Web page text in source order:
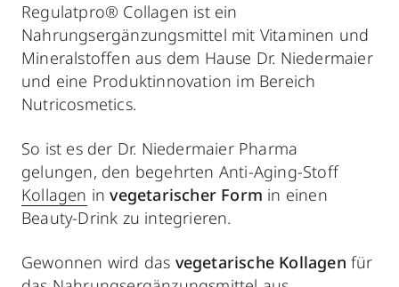
Regulatpro® Collagen ist ein
Nahrungsergänzungsmittel mit Vitaminen und
Mineralstoffen aus dem Hause Dr. Niedermaier
und eine Produktinnovation im Bereich
Nutricosmetics.
So ist es der Dr. Niedermaier Pharma
gelungen, den begehrten Anti-Aging-Stoff
Kollagen invegetarischer Form in einen
Beauty-Drink zu integrieren.
Gewonnen wird das vegetarische Kollagen für